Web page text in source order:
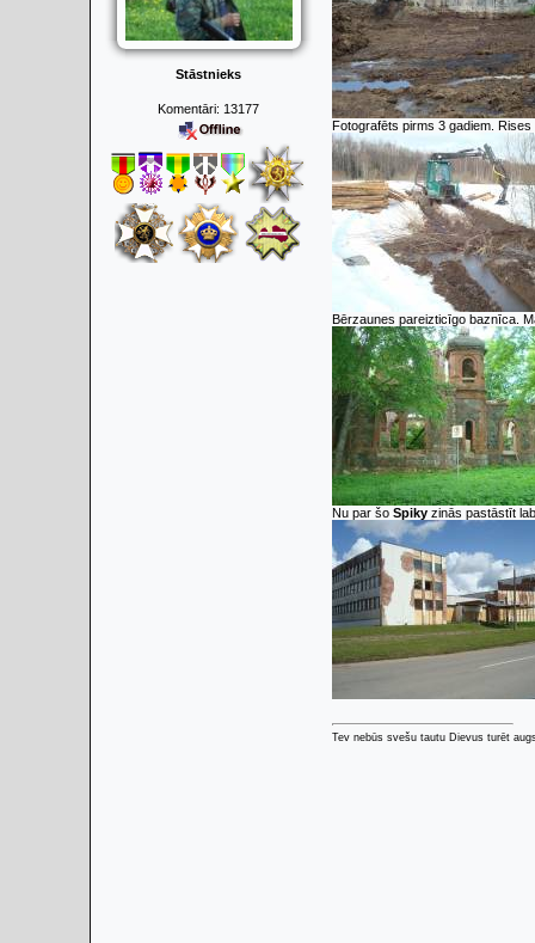
Stāstnieks
Komentāri: 13177
Fotografēts pirms 3 gadiem.
Bērzaunes pareizticīgo baznīca.
Nu par šo Spiky zinās pastāstīt
Tev nebūs svešu tautu Dievus turēt